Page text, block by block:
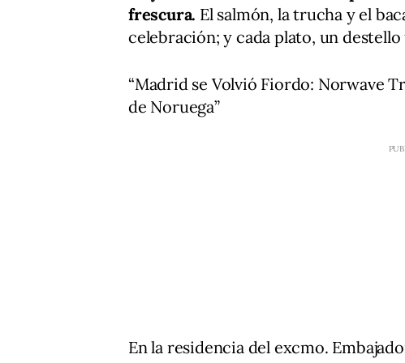
frescura. El salmón, la trucha y el
celebración; y cada plato, un
“Madrid se Volvió Fiordo: Norwave
de Noruega”
En la residencia del excmo.